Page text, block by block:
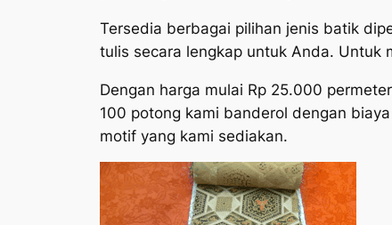
Tersedia berbagai pilihan jenis batik
tulis secara lengkap untuk Anda. Untuk
Dengan harga mulai Rp 25.000
100 potong kami banderol dengan
motif yang kami sediakan.